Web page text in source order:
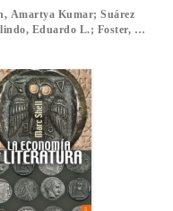
Amartya Kumar; Suárez
Eduardo L.; Foster, James